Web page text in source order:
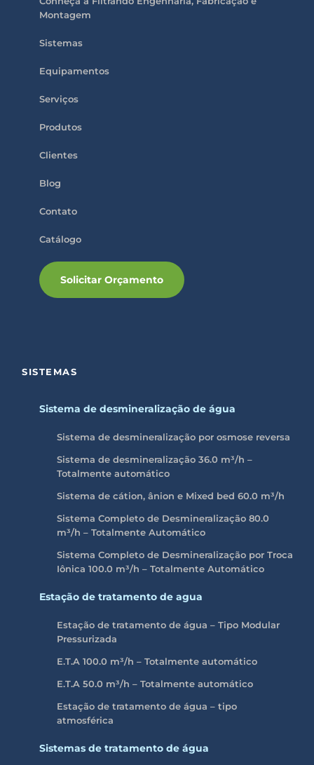
Montagem
Sistemas
Equipamentos
Serviços
Produtos
Clientes
Blog
Contato
Catálogo
Solicitar Orçamento
SISTEMAS
Sistema de desmineralização de água
Sistema de desmineralização por osmose reversa
Sistema de desmineralização 36.0 m³/h –
Totalmente automático
Sistema de cátion, ânion e Mixed bed 60.0 m³/h
Sistema Completo de Desmineralização 80.0
m³/h – Totalmente Automático
Sistema Completo de Desmineralização por Troca
Iônica 100.0 m³/h – Totalmente Automático
Estação de tratamento de agua
Estação de tratamento de água – Tipo Modular
Pressurizada
E.T.A 100.0 m³/h – Totalmente automático
E.T.A 50.0 m³/h – Totalmente automático
Estação de tratamento de água – tipo
atmosférica
Sistemas de tratamento de água